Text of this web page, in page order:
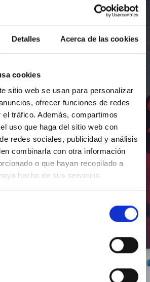
Detalles Acerca de las cookies
cookies
sitio web se usan para personalizar
ofrecer funciones de redes
tráfico. Además, compartimos
uso que haga del sitio web con
redes sociales, publicidad y análisis
combinarla con otra información
o que hayan recopilado a
hecho de sus servicios.